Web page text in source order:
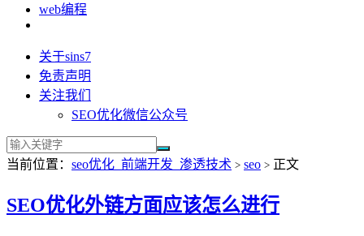
web编程
关于sins7
免责声明
关注我们
SEO优化微信公众号
当前位置： seo优化_前端开发_渗透技术 > seo > 正文
SEO优化外链方面应该怎么进行